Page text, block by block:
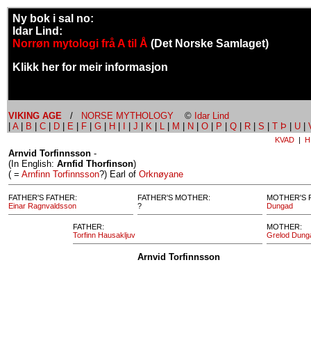
Ny bok i sal no:
Idar Lind:
Norrøn mytologi frå A til Å (Det Norske Samlaget)
Klikk her for meir informasjon
VIKING AGE / NORSE MYTHOLOGY © Idar Lind
A B C D E F G H J K L M N O P Q R S T Þ U
KVAD |
Arnvid Torfinnsson -
(In English: Arnfid Thorfinson)
( = Arnfinn Torfinnsson?) Earl of Orknøyane
FATHER'S FATHER:
Einar Ragnvaldsson
FATHER'S MOTHER:
?
MOTHER'S
Dungad
FATHER:
Torfinn Hausakljuv
MOTHER:
Grelod
Arnvid Torfinnsson